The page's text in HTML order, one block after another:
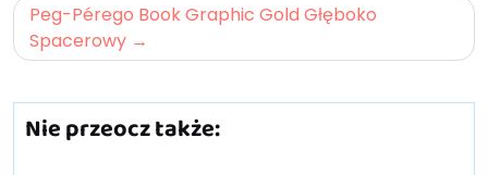
Peg-Pérego Book Graphic Gold Głęboko
Spacerowy
Nie przeocz także: